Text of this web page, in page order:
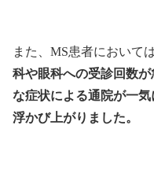
また、MS患者においては
科や眼科への受診回数
な症状による通院が一
浮かび上がりました。